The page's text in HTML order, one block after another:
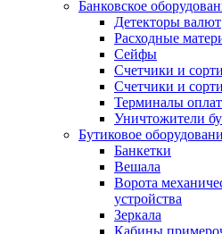
Банковское
Детекторы валют
Расходные
Сейфы
Счетчики и
Счетчики и
Терминалы
Уничтожители
Бутиковое
Банкетки
Вешала
Ворота
устройства
Зеркала
Кабины